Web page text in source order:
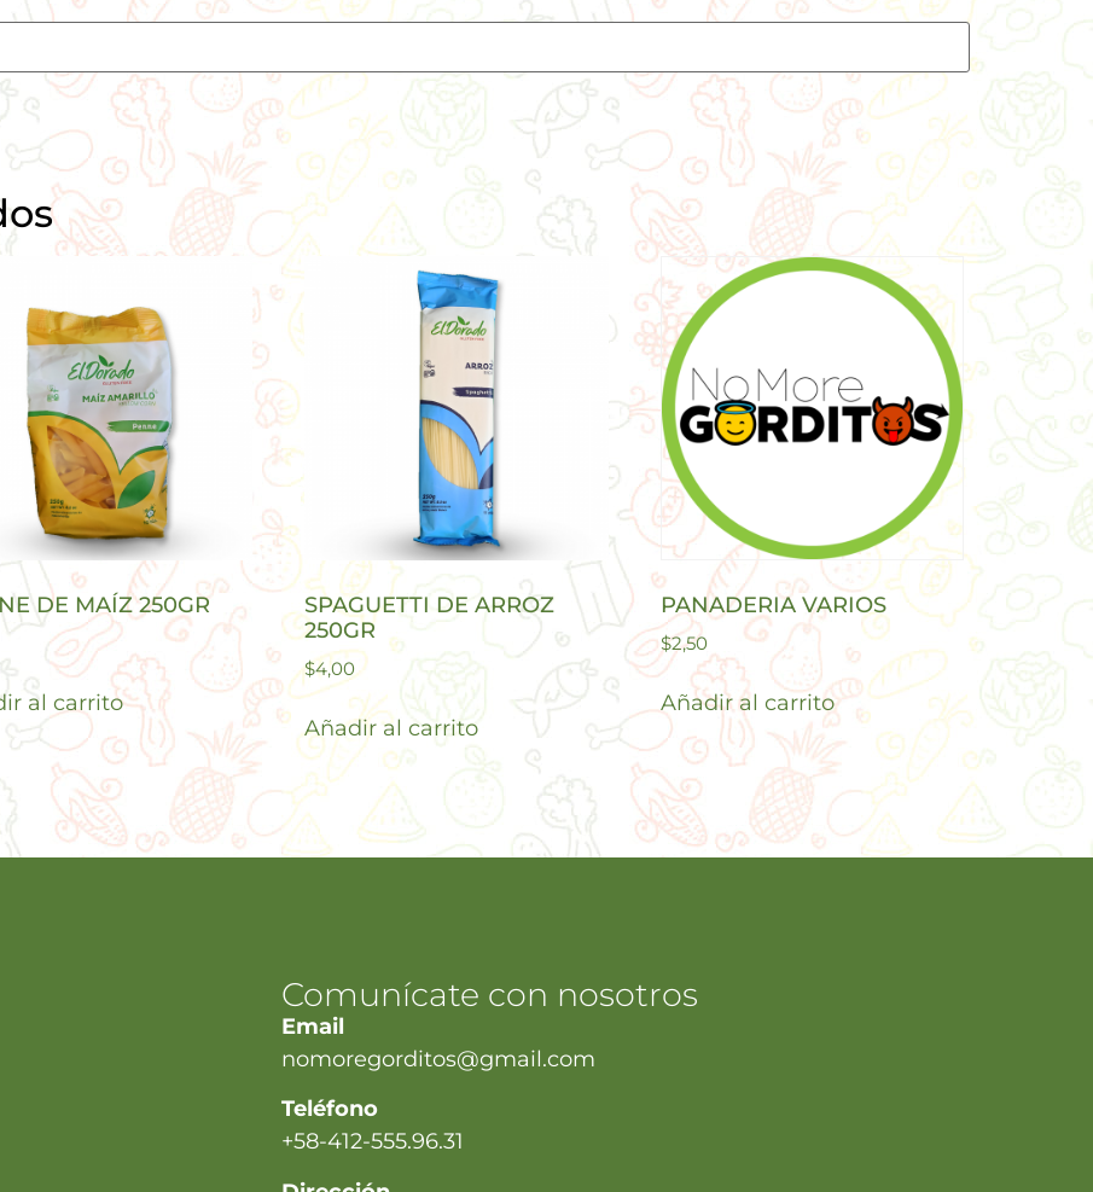
DE MAÍZ 250GR
al carrito
SPAGUETTI DE ARROZ
250GR
$4,00
Añadir al carrito
PANADERIA VARIOS
$2,50
Añadir al carrito
Comunícate con nosotros
Email
nomoregorditos@gmail.com
Teléfono
+58-412-555.96.31